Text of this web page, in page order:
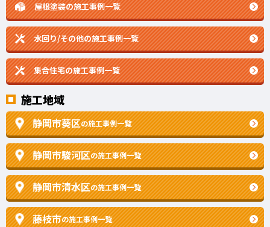
屋根塗装の施工事例一覧
水回り/その他の施工事例一覧
集合住宅の施工事例一覧
施工地域
静岡市葵区の施工事例一覧
静岡市駿河区の施工事例一覧
静岡市清水区の施工事例一覧
藤枝市の施工事例一覧